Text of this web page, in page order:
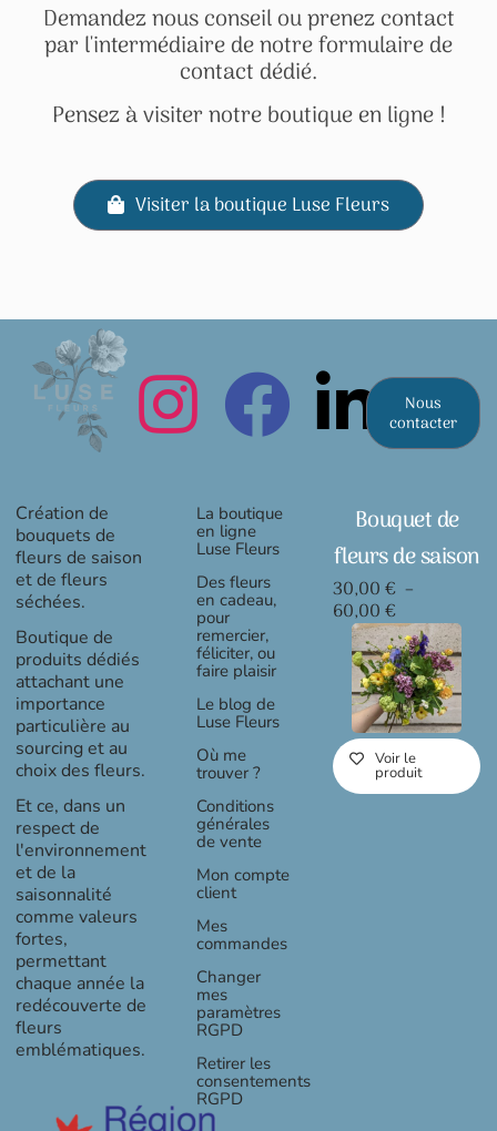
Demandez nous conseil ou prenez contact
par l'intermédiaire de notre formulaire de
contact dédié.
Pensez à visiter notre boutique en ligne !
Visiter la boutique Luse Fleurs
Nous
contacter
Création de
bouquets de
fleurs de saison
et de fleurs
séchées.
Boutique de
produits dédiés
attachant une
importance
particulière au
sourcing et au
choix des fleurs.
Et ce, dans un
respect de
l'environnement
et de la
saisonnalité
comme valeurs
fortes,
permettant
chaque année la
redécouverte de
fleurs
emblématiques.
La boutique
en ligne
Luse Fleurs
Des fleurs
en cadeau,
pour
remercier,
féliciter, ou
faire plaisir
Le blog de
Luse Fleurs
Où me
trouver ?
Conditions
générales
de vente
Mon compte
client
Mes
commandes
Changer
mes
paramètres
RGPD
Retirer les
consentements
RGPD
Bouquet de
fleurs de saison
30,00€ –
60,00€Plage
de
prix :
30,00 €
à
60,00 €
Voir le
produit